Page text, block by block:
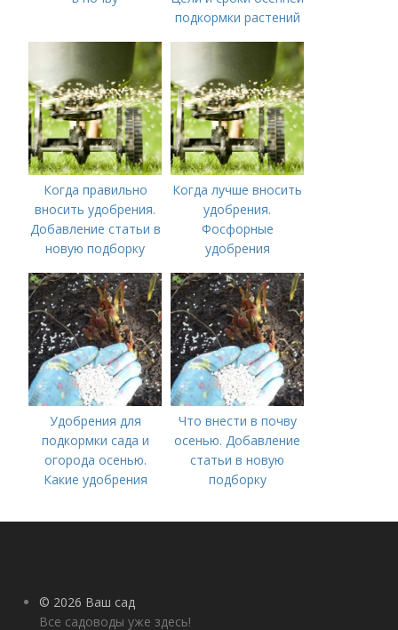
подкормки растений
Когда правильно
вносить удобрения.
Добавление статьи в
новую подборку
Когда лучше вносить
удобрения.
Фосфорные
удобрения
Удобрения для
подкормки сада и
огорода осенью.
Какие удобрения
правильно это
Что внести в почву
осенью. Добавление
статьи в новую
подборку
© 2026 Ваш сад
Все садоводы уже здесь!